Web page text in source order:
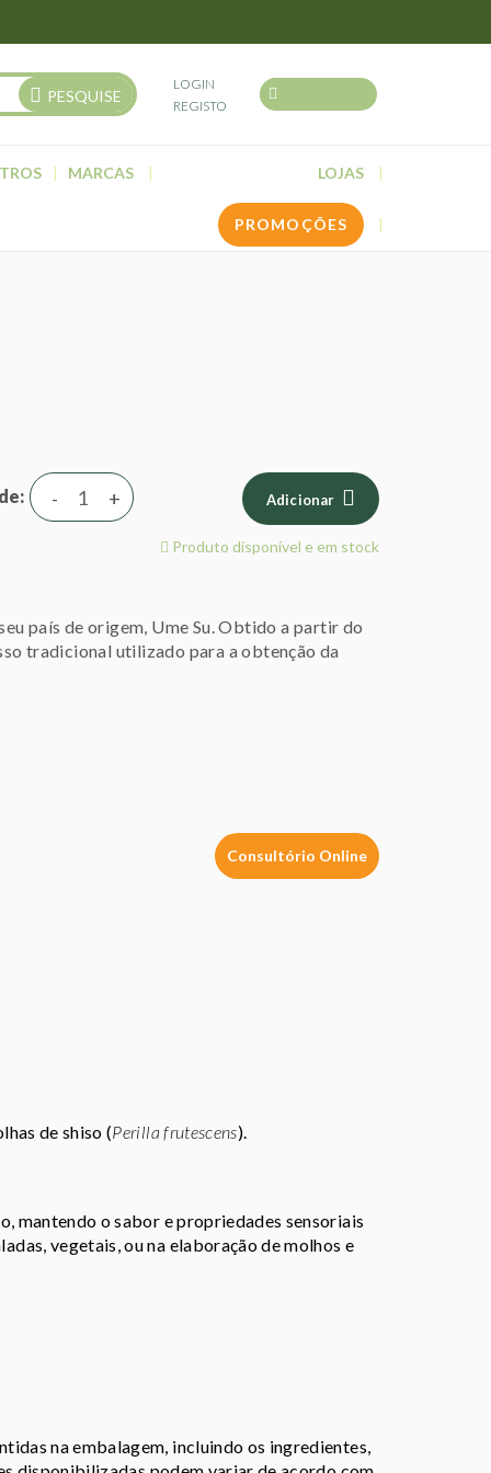
PESQUISE
LOGIN
REGISTO
MARCAS LOJAS
PROMOÇÕES
+
- Adicionar
Produto disponível e em stock
país de origem, Ume Su. Obtido a partir do
tradicional utilizado para a obtenção da
Consultório Online
de shiso (Perilla frutescens).
mantendo o sabor e propriedades sensoriais
vegetais, ou na elaboração de molhos e
na embalagem, incluindo os ingredientes,